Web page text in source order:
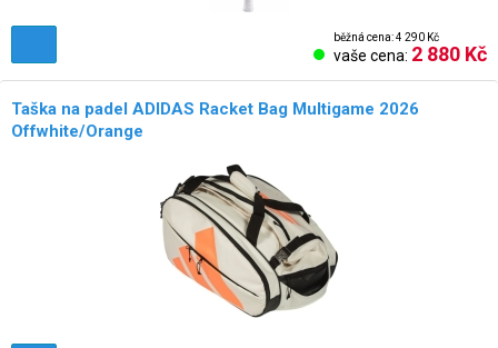
běžná cena: 4 290 Kč
vaše cena: 2 880 Kč
Taška na padel ADIDAS Racket Bag Multigame 2026
Offwhite/Orange